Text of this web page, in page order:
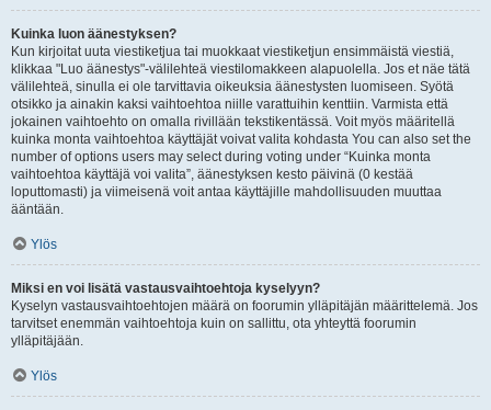
Kuinka luon äänestyksen?
Kun kirjoitat uuta viestiketjua tai muokkaat viestiketjun ensimmäistä viestiä,
klikkaa "Luo äänestys"-välilehteä viestilomakkeen alapuolella. Jos et näe tätä
välilehteä, sinulla ei ole tarvittavia oikeuksia äänestysten luomiseen. Syötä
otsikko ja ainakin kaksi vaihtoehtoa niille varattuihin kenttiin. Varmista että
jokainen vaihtoehto on omalla rivillään tekstikentässä. Voit myös määritellä
kuinka monta vaihtoehtoa käyttäjät voivat valita kohdasta You can also set the
number of options users may select during voting under “Kuinka monta
vaihtoehtoa käyttäjä voi valita”, äänestyksen kesto päivinä (0 kestää
loputtomasti) ja viimeisenä voit antaa käyttäjille mahdollisuuden muuttaa
ääntään.
Ylös
Miksi en voi lisätä vastausvaihtoehtoja kyselyyn?
Kyselyn vastausvaihtoehtojen määrä on foorumin ylläpitäjän määrittelemä. Jos
tarvitset enemmän vaihtoehtoja kuin on sallittu, ota yhteyttä foorumin
ylläpitäjään.
Ylös